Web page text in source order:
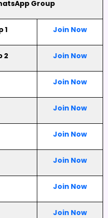
Group
1 Join Now
2 Join Now
Join Now
Join Now
Join Now
Join Now
Join Now
Join Now